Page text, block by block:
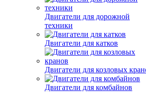
Двигатели для дорожной
техники
Двигатели для катков
Двигатели для козловых
Двигатели для комбайнов